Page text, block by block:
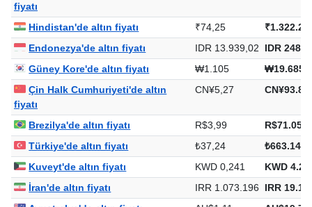
fiyatı
Hindistan'de altın fiyatı ₹74,25
Endonezya'de altın fiyatı
IDR 13.939,02
IDR
Güney Kore'de altın fiyatı
₩1.105
Çin Halk Cumhuriyeti'de altın
fiyatı
CN¥5,27
Brezilya'de altın fiyatı R$3,99
Türkiye'de altın fiyatı
₺37,24
Kuveyt'de altın fiyatı
KWD 0,241
KWD
İran'de altın fiyatı
IRR 1.073.196
IRR